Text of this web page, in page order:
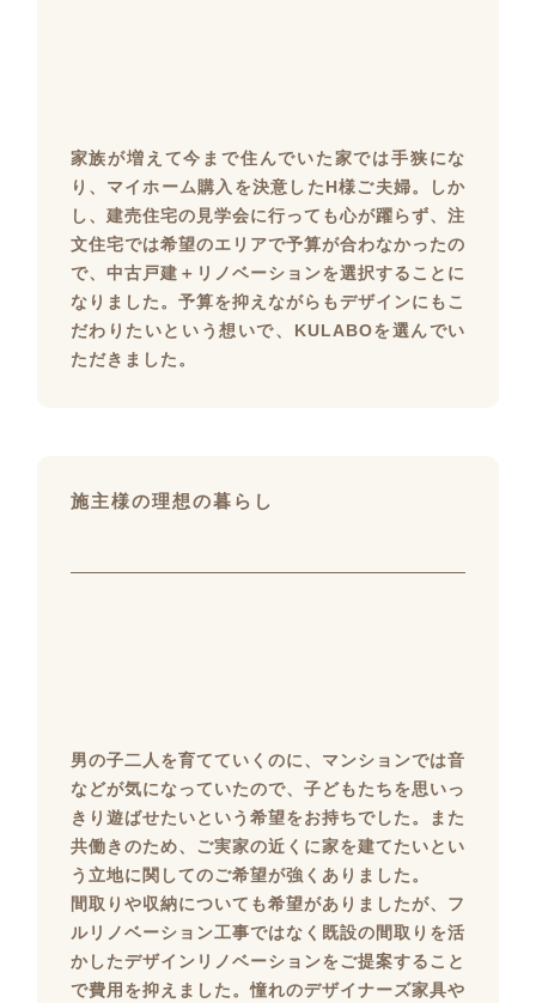
家族が増えて今まで住んでいた家では手狭にな
り、マイホーム購入を決意したH様ご夫婦。しか
し、建売住宅の見学会に行っても心が躍らず、注
文住宅では希望のエリアで予算が合わなかったの
で、中古戸建＋リノベーションを選択することに
なりました。予算を抑えながらもデザインにもこ
だわりたいという想いで、KULABOを選んでい
ただきました。
施主様の理想の暮らし
男の子二人を育てていくのに、マンションでは音
などが気になっていたので、子どもたちを思いっ
きり遊ばせたいという希望をお持ちでした。また
共働きのため、ご実家の近くに家を建てたいとい
う立地に関してのご希望が強くありました。
間取りや収納についても希望がありましたが、フ
ルリノベーション工事ではなく既設の間取りを活
かしたデザインリノベーションをご提案すること
で費用を抑えました。憧れのデザイナーズ家具や